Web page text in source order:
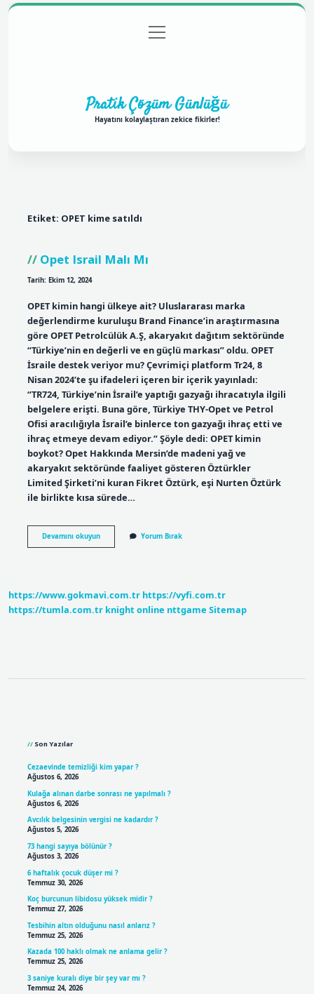
Gizlilik Politikası
menüyü
aç
Pratik Çözüm Günlüğü
Hayatını kolaylaştıran zekice fikirler!
Etiket: OPET kime satıldı
Opet Israil Malı Mı
Tarih: Ekim 12, 2024
OPET kimin hangi ülkeye ait? Uluslararası marka
değerlendirme kuruluşu Brand Finance’in araştırmasına
göre OPET Petrolcülük A.Ş, akaryakıt dağıtım sektöründe
“Türkiye’nin en değerli ve en güçlü markası” oldu. OPET
İsraile destek veriyor mu? Çevrimiçi platform Tr24, 8
Nisan 2024’te şu ifadeleri içeren bir içerik yayınladı:
“TR724, Türkiye’nin İsrail’e yaptığı gazyağı ihracatıyla ilgili
belgelere erişti. Buna göre, Türkiye THY-Opet ve Petrol
Ofisi aracılığıyla İsrail’e binlerce ton gazyağı ihraç etti ve
ihraç etmeye devam ediyor.” Şöyle dedi: OPET kimin
boykot? Opet Hakkında Mersin’de madeni yağ ve
akaryakıt sektöründe faaliyet gösteren Öztürkler
Limited Şirketi’ni kuran Fikret Öztürk, eşi Nurten Öztürk
ile birlikte kısa sürede…
Devamını okuyunOpet
Israil
Yorum Bırak
https://www.gokmavi.com.tr https://vyfi.com.tr
https://tumla.com.tr knight online nttgame Sitemap
Son Yazılar
Cezaevinde temizliği kim yapar ?
Ağustos 6, 2026
Kulağa alınan darbe sonrası ne yapılmalı ?
Ağustos 6, 2026
Avcılık belgesinin vergisi ne kadardır ?
Ağustos 5, 2026
73 hangi sayıya bölünür ?
Ağustos 3, 2026
6 haftalık çocuk düşer mi ?
Temmuz 30, 2026
Koç burcunun libidosu yüksek midir ?
Temmuz 27, 2026
Tesbihin altın olduğunu nasıl anlarız ?
Temmuz 25, 2026
Kazada 100 haklı olmak ne anlama gelir ?
Temmuz 25, 2026
3 saniye kuralı diye bir şey var mı ?
Temmuz 24, 2026